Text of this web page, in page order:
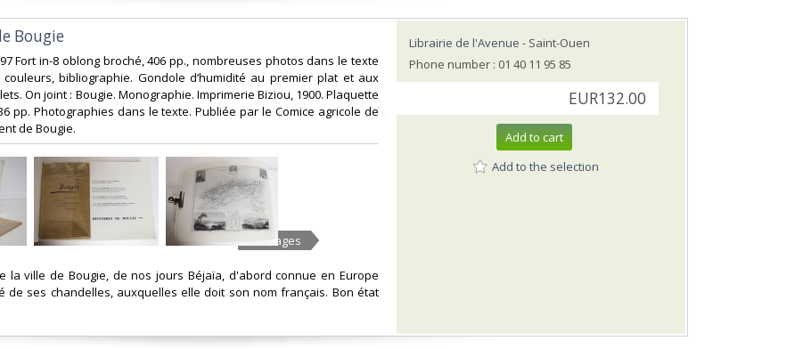
Bougie‎
Fort in-8 oblong broché, 406 pp., nombreuses photos dans le texte
bibliographie. Gondole d’humidité au premier plat et aux
On joint : Bougie. Monographie. Imprimerie Biziou, 1900. Plaquette
pp. Photographies dans le texte. Publiée par le Comice agricole de
de Bougie.‎
10 Images
la ville de Bougie, de nos jours Béjaïa, d'abord connue en Europe
de ses chandelles, auxquelles elle doit son nom français. Bon état
Librairie de l'Avenue - Saint-Ouen
Phone number : 01 40 11 95 85
EUR132.00
Add to cart
Add to the selection